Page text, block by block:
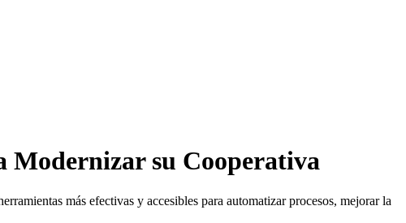
Modernizar su Cooperativa
más efectivas y accesibles para automatizar procesos, mejorar la